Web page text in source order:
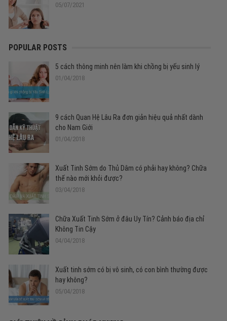
05/07/2021
POPULAR POSTS
5 cách thông minh nên làm khi chồng bị yếu sinh lý
01/04/2018
9 cách Quan Hệ Lâu Ra đơn giản hiệu quả nhất dành
cho Nam Giới
01/04/2018
Xuất Tinh Sớm do Thủ Dâm có phải hay không? Chữa
thế nào mới khỏi được?
03/04/2018
Chữa Xuất Tinh Sớm ở đâu Uy Tín? Cảnh báo địa chỉ
Không Tin Cậy
04/04/2018
Xuất tinh sớm có bị vô sinh, có con bình thường được
hay không?
05/04/2018